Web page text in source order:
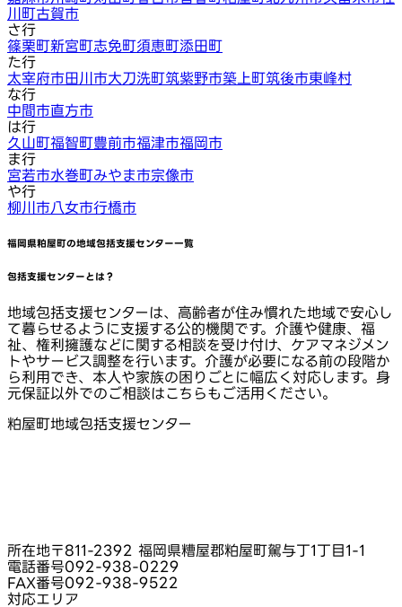
川町古賀市
さ行
篠栗町新宮町志免町須恵町添田町
た行
太宰府市田川市大刀洗町筑紫野市築上町筑後市東峰村
な行
中間市直方市
は行
久山町福智町豊前市福津市福岡市
ま行
宮若市水巻町みやま市宗像市
や行
柳川市八女市行橋市
福岡県粕屋町の地域包括支援センター一覧
包括支援センターとは？
地域包括支援センターは、高齢者が住み慣れた地域で安心し
て暮らせるように支援する公的機関です。介護や健康、福
祉、権利擁護などに関する相談を受け付け、ケアマネジメン
トやサービス調整を行います。介護が必要になる前の段階か
ら利用でき、本人や家族の困りごとに幅広く対応します。身
元保証以外でのご相談はこちらもご活用ください。
粕屋町地域包括支援センター
所在地〒811-2392 福岡県糟屋郡粕屋町駕与丁1丁目1-1
電話番号092-938-0229
FAX番号092-938-9522
対応エリア